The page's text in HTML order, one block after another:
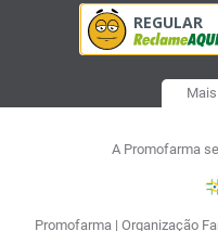
A Promofarma
Promofarma | Organização